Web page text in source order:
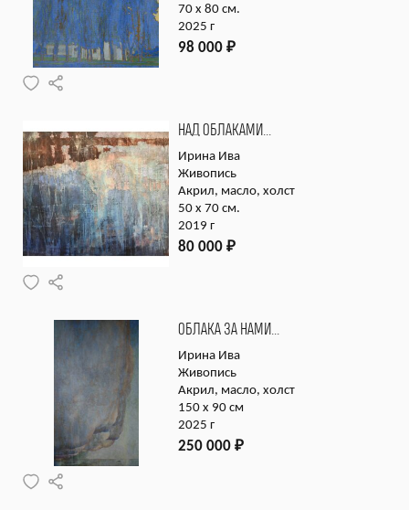
70 х 80 см.
2025 г
98 000 ₽
НАД ОБЛАКАМИ…
Ирина Ива
Живопись
Акрил, масло, холст
50 х 70 см.
2019 г
80 000 ₽
ОБЛАКА ЗА НАМИ…
Ирина Ива
Живопись
Акрил, масло, холст
150 х 90 см
2025 г
250 000 ₽